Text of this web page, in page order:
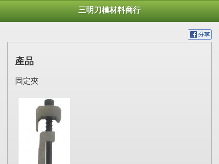
三明刀模材料商行
產品
固定夾